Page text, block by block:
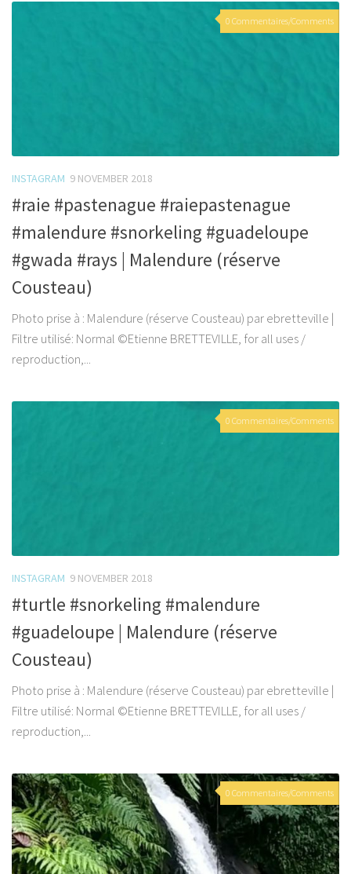
0 Commentaires/Comments
INSTAGRAM 9 NOVEMBER 2018
#raie #pastenague #raiepastenague
#malendure #snorkeling #guadeloupe
#gwada #rays | Malendure (réserve
Cousteau)
Photo prise à : Malendure (réserve Cousteau) par ebretteville |
Filtre utilisé: Normal ©Etienne BRETTEVILLE, for all uses /
reproduction,...
0 Commentaires/Comments
INSTAGRAM 9 NOVEMBER 2018
#turtle #snorkeling #malendure
#guadeloupe | Malendure (réserve
Cousteau)
Photo prise à : Malendure (réserve Cousteau) par ebretteville |
Filtre utilisé: Normal ©Etienne BRETTEVILLE, for all uses /
reproduction,...
0 Commentaires/Comments